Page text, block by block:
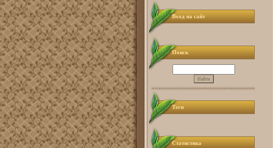
Вход на сайт
Поиск
Теги
Статистика